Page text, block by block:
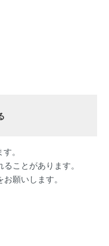
。
ことがあります。
願いします。